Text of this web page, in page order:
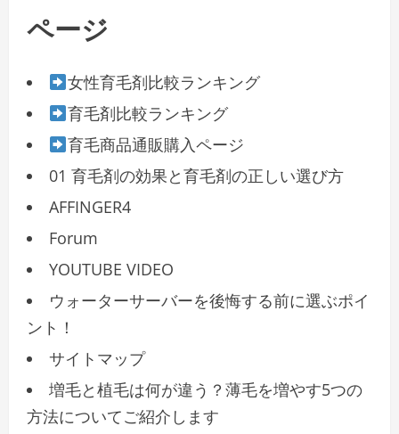
ページ
女性育毛剤比較ランキング
育毛剤比較ランキング
育毛商品通販購入ページ
01 育毛剤の効果と育毛剤の正しい選び方
AFFINGER4
Forum
YOUTUBE VIDEO
ウォーターサーバーを後悔する前に選ぶポイ
ント！
サイトマップ
増毛と植毛は何が違う？薄毛を増やす5つの
方法についてご紹介します